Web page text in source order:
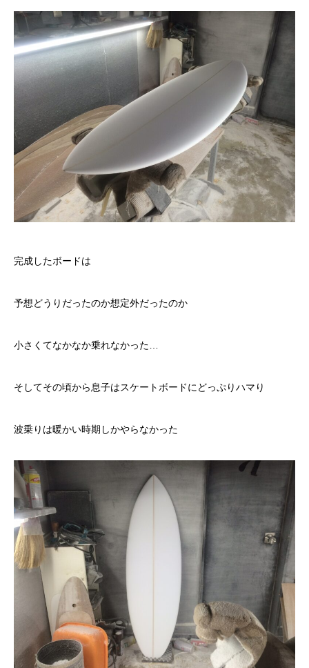
完成したボードは
予想どうりだったのか想定外だったのか
小さくてなかなか乗れなかった…
そしてその頃から息子はスケートボードにどっぷりハマり
波乗りは暖かい時期しかやらなかった